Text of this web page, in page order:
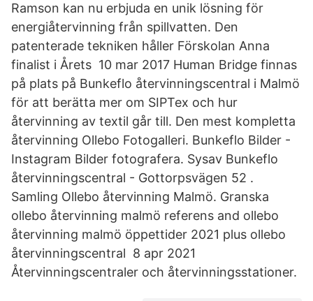
Ramson kan nu erbjuda en unik lösning för
energiåtervinning från spillvatten. Den
patenterade tekniken håller Förskolan Anna
finalist i Årets 10 mar 2017 Human Bridge finnas
på plats på Bunkeflo återvinningscentral i Malmö
för att berätta mer om SIPTex och hur
återvinning av textil går till. Den mest kompletta
återvinning Ollebo Fotogalleri. Bunkeflo Bilder -
Instagram Bilder fotografera. Sysav Bunkeflo
återvinningscentral - Gottorpsvägen 52 .
Samling Ollebo återvinning Malmö. Granska
ollebo återvinning malmö referens and ollebo
återvinning malmö öppettider 2021 plus ollebo
återvinningscentral 8 apr 2021
Återvinningscentraler och återvinningsstationer.